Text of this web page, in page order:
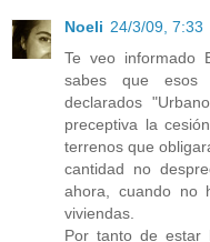
Noeli 24/3/09, 7:33
Te veo informado
sabes que esos
declarados
preceptiva la
terrenos que
cantidad no
ahora, cuando no
viviendas.
Por tanto de estar